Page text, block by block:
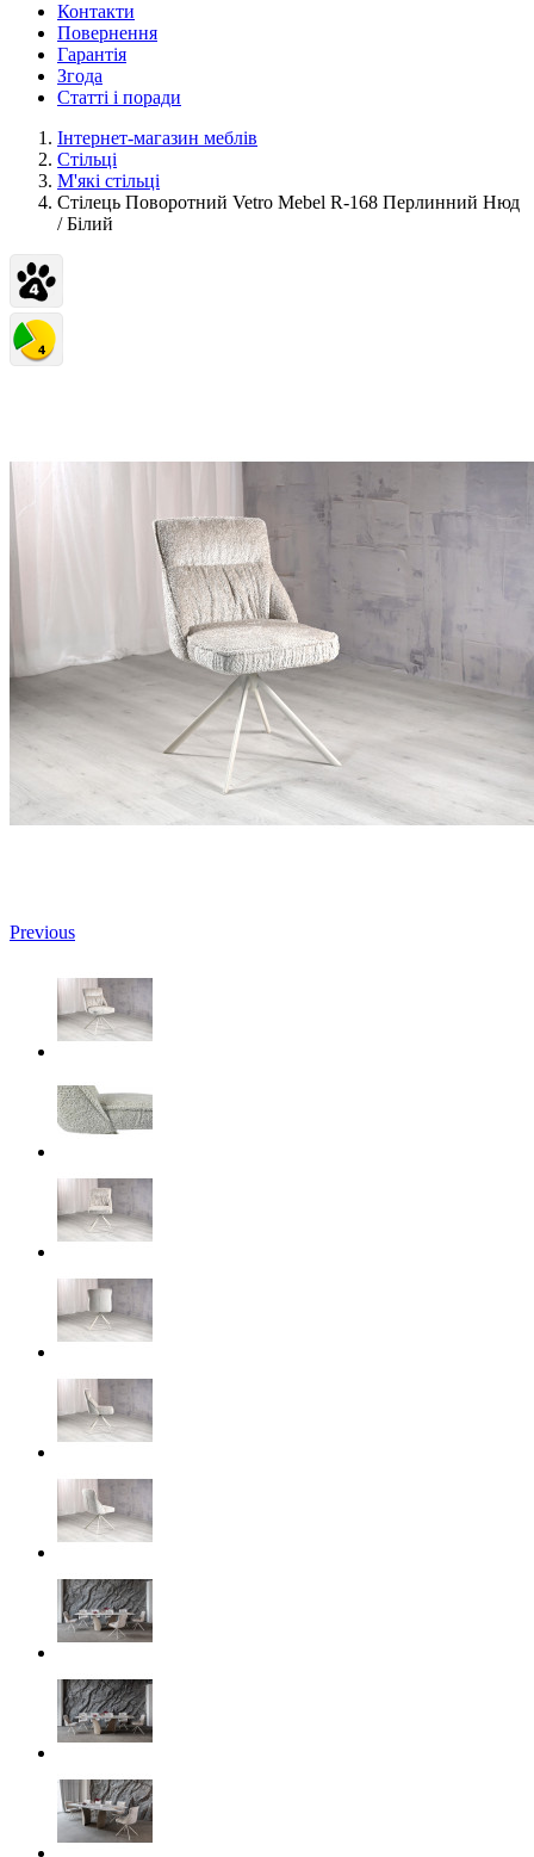
Контакти
Повернення
Гарантія
Згода
Статті і поради
Інтернет-магазин меблів
Стільці
М'які стільці
Стілець Поворотний Vetro Mebel R-168 Перлинний Нюд
/ Білий
Previous